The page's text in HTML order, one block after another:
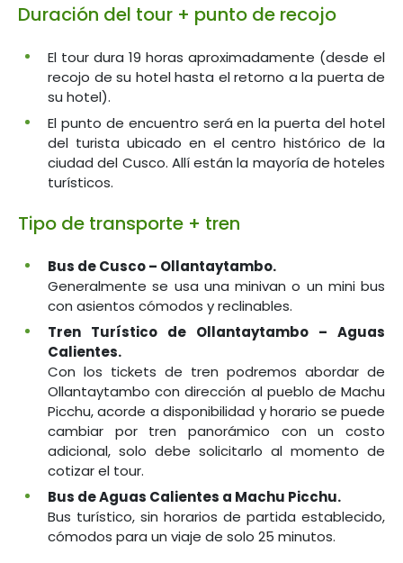
Duración del tour + punto de recojo
El tour dura 19 horas aproximadamente (desde el
recojo de su hotel hasta el retorno a la puerta de
su hotel).
El punto de encuentro será en la puerta del hotel
del turista ubicado en el centro histórico de la
ciudad del Cusco. Allí están la mayoría de hoteles
turísticos.
Tipo de transporte + tren
Bus de Cusco – Ollantaytambo.
Generalmente se usa una minivan o un mini bus
con asientos cómodos y reclinables.
Tren Turístico de Ollantaytambo – Aguas
Calientes.
Con los tickets de tren podremos abordar de
Ollantaytambo con dirección al pueblo de Machu
Picchu, acorde a disponibilidad y horario se puede
cambiar por tren panorámico con un costo
adicional, solo debe solicitarlo al momento de
cotizar el tour.
Bus de Aguas Calientes a Machu Picchu.
Bus turístico, sin horarios de partida establecido,
cómodos para un viaje de solo 25 minutos.